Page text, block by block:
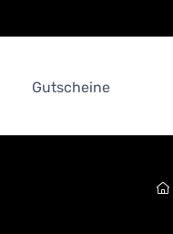
Gutscheine